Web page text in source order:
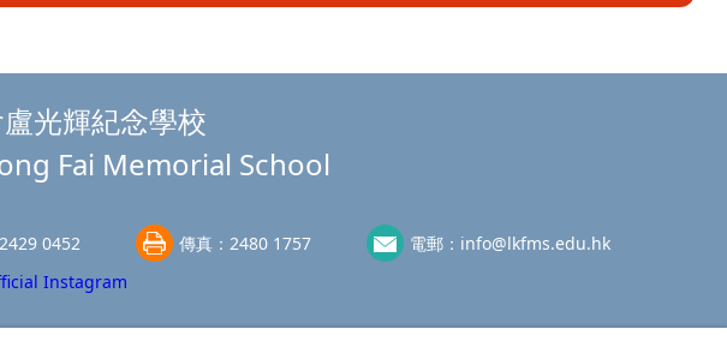
光輝紀念學校
Fai Memorial School
2429 0452 傳真： 2480 1757 電郵： info@lkfms.edu.hk
Instagram